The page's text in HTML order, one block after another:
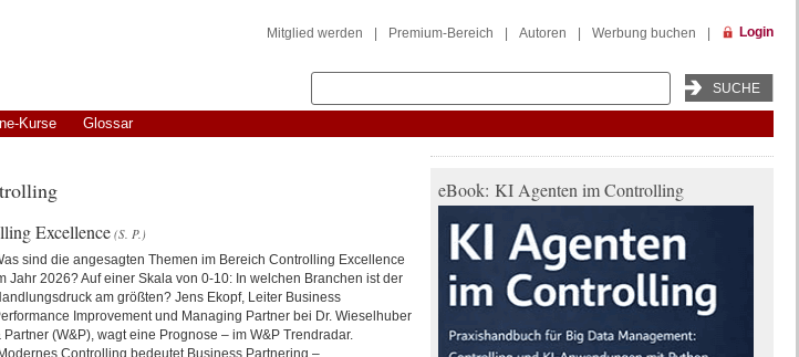
Mitglied werden Premium-Bereich Autoren Werbung buchen Login
Kurse Glossar
Excellence (S. P.)
sind die angesagten Themen im Bereich Controlling Excellence
Jahr 2026? Auf einer Skala von 0-10: In welchen Branchen ist der
am größten? Jens Ekopf, Leiter Business
Improvement und Managing Partner bei Dr. Wieselhuber
Partner (W&P), wagt eine Prognose – im W&P Trendradar.
Controlling bedeutet Business Partnering –
eBook: KI Agenten im Controlling